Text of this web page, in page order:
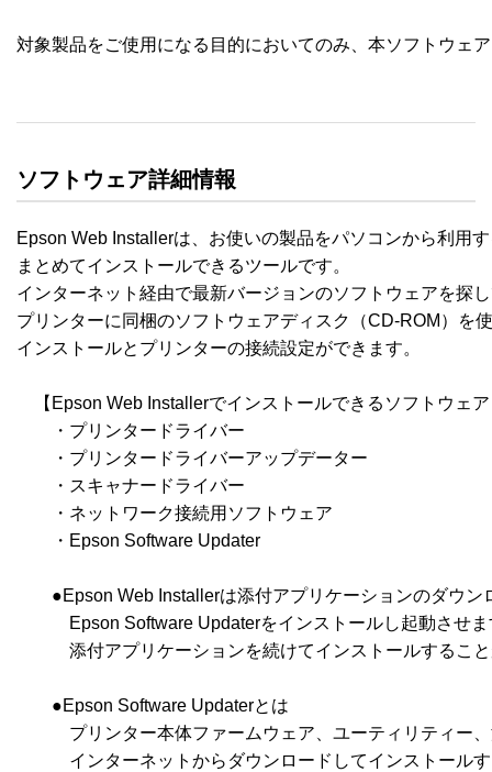
対象製品をご使用になる目的においてのみ、本ソフトウェ
ソフトウェア詳細情報
Epson Web Installerは、お使いの製品をパソコンから利用
まとめてインストールできるツールです。
インターネット経由で最新バージョンのソフトウェアを探
プリンターに同梱のソフトウェアディスク（CD-ROM）を
インストールとプリンターの接続設定ができます。
【Epson Web Installerでインストールできるソフトウェ
・プリンタードライバー
・プリンタードライバーアップデーター
・スキャナードライバー
・ネットワーク接続用ソフトウェア
・Epson Software Updater
●Epson Web Installerは添付アプリケーションのダウン
Epson Software Updaterをインストールし起動させま
添付アプリケーションを続けてインストールすること
●Epson Software Updaterとは
プリンター本体ファームウェア、ユーティリティー、
インターネットからダウンロードしてインストールす